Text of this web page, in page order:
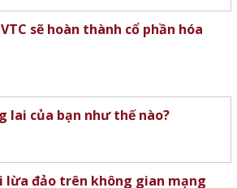
sẽ hoàn thành cổ phần hóa
lai của bạn như thế nào?
lừa đảo trên không gian mạng